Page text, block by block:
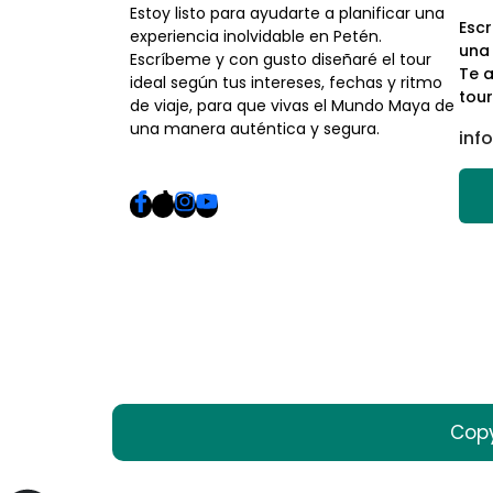
Estoy listo para ayudarte a planificar una
experiencia inolvidable en Petén.
Escríbeme y con gusto diseñaré el tour
ideal según tus intereses, fechas y ritmo
de viaje, para que vivas el Mundo Maya de
una manera auténtica y segura.
Te